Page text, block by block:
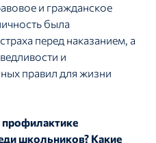
и гражданское
была
перед наказанием, а
и
правил для жизни
профилактике
школьников? Какие